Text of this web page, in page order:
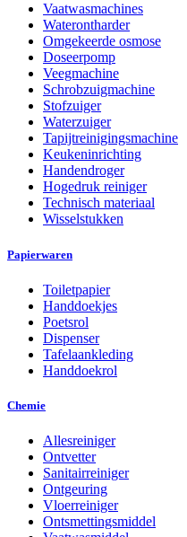
Vaatwasmachines
Waterontharder
Omgekeerde osmose
Doseerpomp
Veegmachine
Schrobzuigmachine
Stofzuiger
Waterzuiger
Tapijtreinigingsmachine
Keukeninrichting
Handendroger
Hogedruk reiniger
Technisch materiaal
Wisselstukken
Papierwaren
Toiletpapier
Handdoekjes
Poetsrol
Dispenser
Tafelaankleding
Handdoekrol
Chemie
Allesreiniger
Ontvetter
Sanitairreiniger
Ontgeuring
Vloerreiniger
Ontsmettingsmiddel